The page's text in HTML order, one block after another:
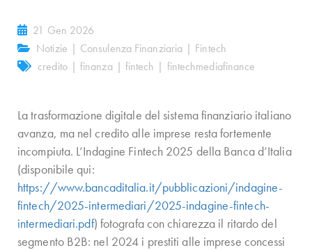
21 Gen 2026
Notizie | Consulenza Finanziaria | Fintech
credito | finanza | fintech | fintechmediafinance
La trasformazione digitale del sistema finanziario italiano
avanza, ma nel credito alle imprese resta fortemente
incompiuta. L’Indagine Fintech 2025 della Banca d’Italia
(disponibile qui:
https://www.bancaditalia.it/pubblicazioni/indagine-
fintech/2025-intermediari/2025-indagine-fintech-
intermediari.pdf) fotografa con chiarezza il ritardo del
segmento B2B: nel 2024 i prestiti alle imprese concessi